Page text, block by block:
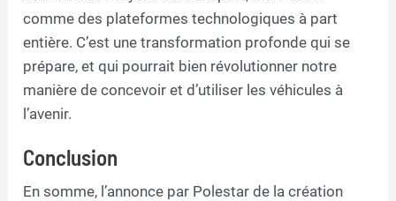
comme des plateformes technologiques à part
entière. C’est une transformation profonde qui se
prépare, et qui pourrait bien révolutionner notre
manière de concevoir et d’utiliser les véhicules à
l’avenir.
Conclusion
En somme, l’annonce par Polestar de la création